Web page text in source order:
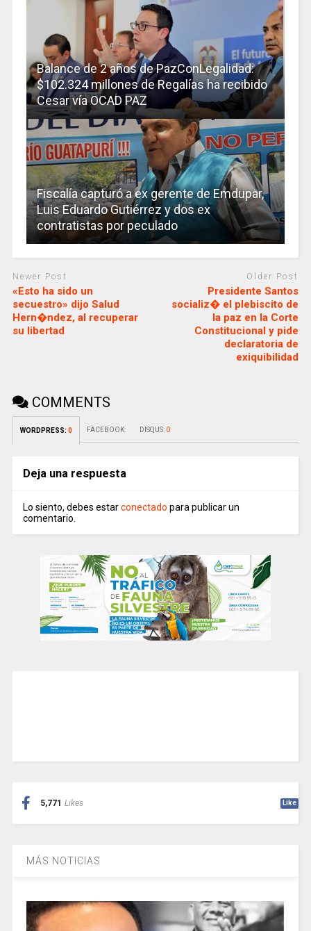
Balance de 2 años de PazConLegalidad:
$102.324 millones de Regalías ha recibido
Cesar vía OCAD PAZ
Fiscalía capturó a ex gerente de Emdupar,
Luis Eduardo Gutiérrez y dos ex
contratistas por peculado
Newer Post
«Esto ha sido un
secuestro» dijo Salud
Hern�ndez, al recuperar
su libertad
Older Post
Presidente Santos
socializ� el plebiscito de
la paz en la Corte
Constitucional y pide
declaratoria de
exiquibilidad
COMMENTS
WORDPRESS: 0 FACEBOOK: DISQUS: 0
Deja una respuesta
Lo siento, debes estarconectado para publicar un
comentario.
5,771 Likes Like
MÁS NOTICIAS